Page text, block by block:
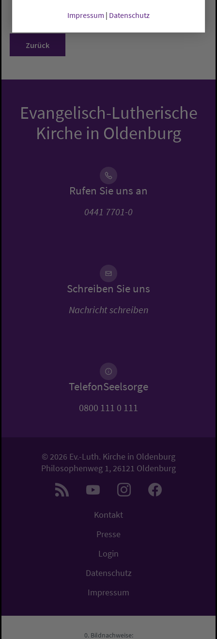
Zurück
Evangelisch-Lutherische
Kirche in Oldenburg
Rufen Sie uns an
0441 7701-0
Schreiben Sie uns
Nachricht schreiben
TelefonSeelsorge
0800 111 0 111
© 2026 Ev.-Luth. Kirche in Oldenburg
Philosophenweg 1, 26121 Oldenburg
Kontakt
Presse
Login
Datenschutz
Impressum
Bildnachweise:
Impressum | Datenschutz